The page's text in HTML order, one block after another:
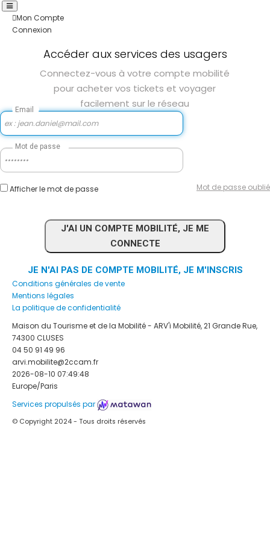
Mon Compte
Connexion
Accéder aux services des usagers
Connectez-vous à votre compte mobilité
pour acheter vos tickets et voyager
facilement sur le réseau
Email
Mot de passe
Afficher le mot de passe Mot de passe oublié
J'AI UN COMPTE MOBILITÉ, JE ME
CONNECTE
JE N'AI PAS DE COMPTE MOBILITÉ, JE M'INSCRIS
Conditions générales de vente
Mentions légales
La politique de confidentialité
Maison du Tourisme et de la Mobilité - ARV'i Mobilité, 21 Grande Rue,
74300 CLUSES
04 50 91 49 96
arvi.mobilite@2ccam.fr
2026-08-10 07:49:48
Europe/Paris
Services propulsés par
© Copyright 2024 - Tous droits réservés